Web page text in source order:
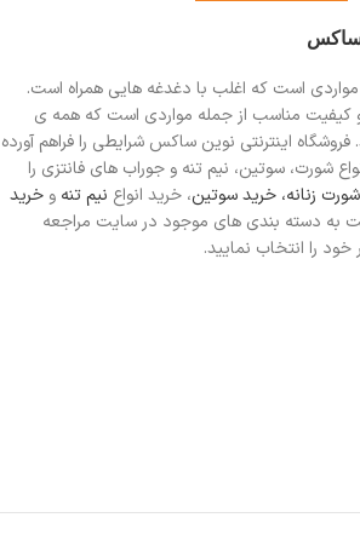
ساکس
مواردی است که اغلب با دغدغه هایی همراه است.
و کیفیت مناسب از جمله مواردی است که همه ی
فروشگاه اینترنتی نوین ساکس شرایطی را فراهم آورده
شورت، سوتین، نیم تنه و جوراب های فانتزی را
زنانه، خرید سوتین، خرید انواع نیم تنه و خرید
به دسته بندی های موجود در سایت مراجعه
را انتخاب نمایید.